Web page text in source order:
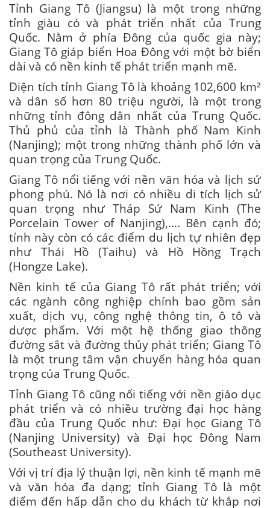
Tỉnh Giang Tô (Jiangsu) là một trong những
tỉnh giàu có và phát triển nhất của Trung
Quốc. Nằm ở phía Đông của quốc gia này;
Giang Tô giáp biển Hoa Đông với một bờ biển
dài và có nền kinh tế phát triển mạnh mẽ.
Diện tích tỉnh Giang Tô là khoảng 102,600 km²
và dân số hơn 80 triệu người, là một trong
những tỉnh đông dân nhất của Trung Quốc.
Thủ phủ của tỉnh là Thành phố Nam Kinh
(Nanjing); một trong những thành phố lớn và
quan trọng của Trung Quốc.
Giang Tô nổi tiếng với nền văn hóa và lịch sử
phong phú. Nó là nơi có nhiều di tích lịch sử
quan trọng như Tháp Sứ Nam Kinh (The
Porcelain Tower of Nanjing),…. Bên cạnh đó;
tỉnh này còn có các điểm du lịch tự nhiên đẹp
như Thái Hồ (Taihu) và Hồ Hồng Trạch
(Hongze Lake).
Nền kinh tế của Giang Tô rất phát triển; với
các ngành công nghiệp chính bao gồm sản
xuất, dịch vụ, công nghệ thông tin, ô tô và
dược phẩm. Với một hệ thống giao thông
đường sắt và đường thủy phát triển; Giang Tô
là một trung tâm vận chuyển hàng hóa quan
trọng của Trung Quốc.
Tỉnh Giang Tô cũng nổi tiếng với nền giáo dục
phát triển và có nhiều trường đại học hàng
đầu của Trung Quốc như: Đại học Giang Tô
(Nanjing University) và Đại học Đông Nam
(Southeast University).
Với vị trí địa lý thuận lợi, nền kinh tế mạnh mẽ
và văn hóa đa dạng; tỉnh Giang Tô là một
điểm đến hấp dẫn cho du khách từ khắp nơi